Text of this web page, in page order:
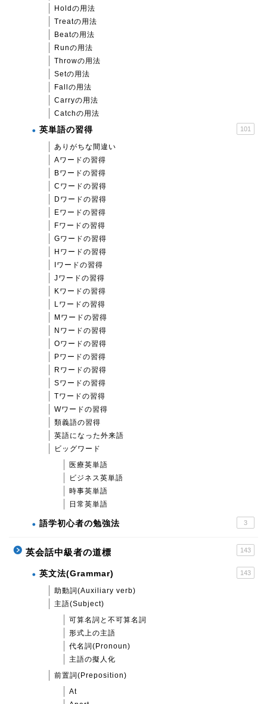
Holdの用法
Treatの用法
Beatの用法
Runの用法
Throwの用法
Setの用法
Fallの用法
Carryの用法
Catchの用法
英単語の習得 101
ありがちな間違い
Aワードの習得
Bワードの習得
Cワードの習得
Dワードの習得
Eワードの習得
Fワードの習得
Gワードの習得
Hワードの習得
Iワードの習得
Jワードの習得
Kワードの習得
Lワードの習得
Mワードの習得
Nワードの習得
Oワードの習得
Pワードの習得
Rワードの習得
Sワードの習得
Tワードの習得
Wワードの習得
類義語の習得
英語になった外来語
ビッグワード
医療英単語
ビジネス英単語
時事英単語
日常英単語
語学初心者の勉強法 3
英会話中級者の道標 143
英文法(Grammar) 143
助動詞(Auxiliary verb)
主語(Subject)
可算名詞と不可算名詞
形式上の主語
代名詞(Pronoun)
主語の擬人化
前置詞(Preposition)
At